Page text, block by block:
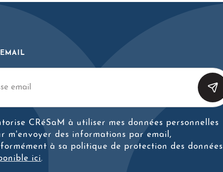
CRéSaM à utiliser mes données personnelles
m'envoyer des informations par email,
à sa politique de protection des données
ici.